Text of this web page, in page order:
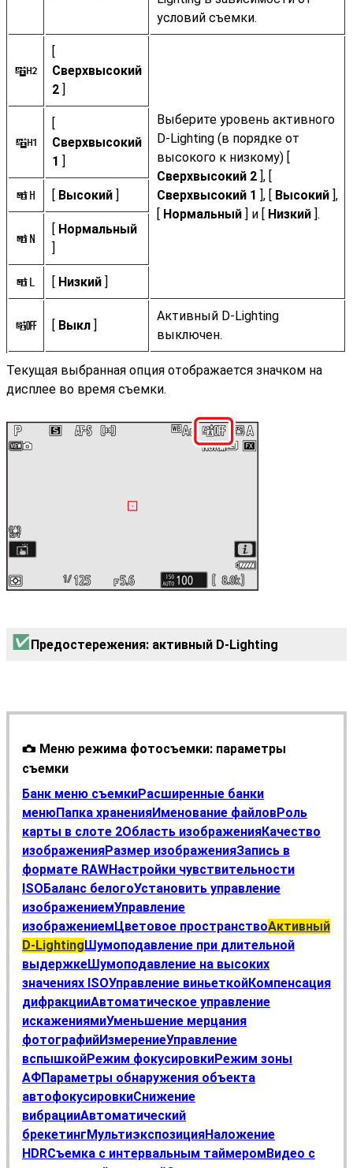
условий съемки.
t
[
Сверхвысокий
2 ]
Выберите уровень активного
D-Lighting (в порядке от
высокого к низкому) [
Сверхвысокий 2 ], [
Сверхвысокий 1 ], [ Высокий ],
[ Нормальный ] и [ Низкий ].
s
[
Сверхвысокий
1 ]
P [ Высокий ]
Q
[ Нормальный
]
R [ Низкий ]
c [ Выкл ]
Активный D-Lighting
выключен.
Текущая выбранная опция отображается значком на
дисплее во время съемки.
Предостережения: активный D-Lighting
C Меню режима фотосъемки: параметры
съемки
Банк меню съемкиРасширенные банки
менюПапка храненияИменование файловРоль
карты в слоте 2Область изображенияКачество
изображенияРазмер изображенияЗапись в
формате RAWНастройки чувствительности
ISOБаланс белогоУстановить управление
изображениемУправление
изображениемЦветовое пространствоАктивный
D-LightingШумоподавление при длительной
выдержкеШумоподавление на высоких
значениях ISOУправление виньеткойКомпенсация
дифракцииАвтоматическое управление
искажениямиУменьшение мерцания
фотографийИзмерениеУправление
вспышкойРежим фокусировкиРежим зоны
АФПараметры обнаружения объекта
автофокусировкиСнижение
вибрацииАвтоматический
брекетингМультиэкспозицияНаложение
HDRСъемка с интервальным таймеромВидео с